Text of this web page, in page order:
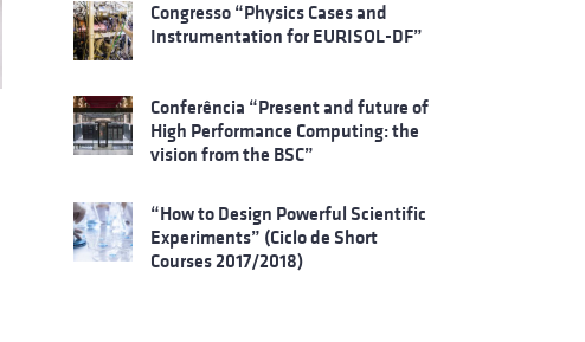
Congresso “Physics Cases and
Instrumentation for EURISOL-DF”
Conferência “Present and future of
High Performance Computing: the
vision from the BSC”
“How to Design Powerful Scientific
Experiments” (Ciclo de Short
Courses 2017/2018)